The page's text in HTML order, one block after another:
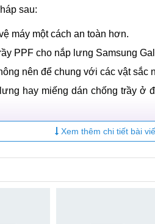
sau:
máy một cách an toàn hơn.
PPF cho nắp lưng Samsung
nên để chung với các vật sắc
hay miếng dán chống trầy ở
Samsung Galaxy A
Xem thêm chi tiết bài